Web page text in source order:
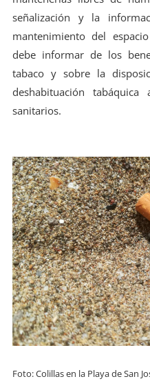
señalización y la
mantenimiento del
debe informar de los
tabaco y sobre la
deshabituación
sanitarios.
Foto: Colillas en la Playa de San